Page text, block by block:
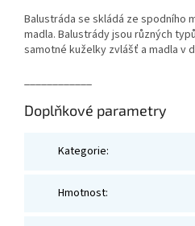
Balustráda se skládá ze spodního
madla. Balustrády jsou různých
samotné kuželky zvlášť a madla v
____________
Doplňkové parametry
Kategorie:
Hmotnost: